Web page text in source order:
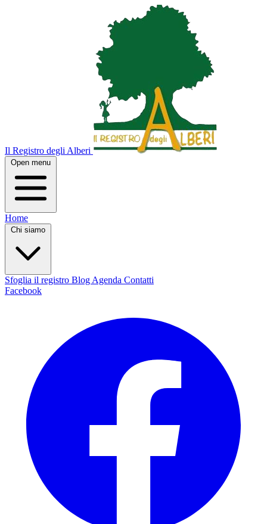
Il Registro degli Alberi
Open menu
Home
Chi siamo
Sfoglia il registro Blog Agenda Contatti
Facebook